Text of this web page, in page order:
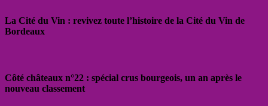
La Cité du Vin : revivez toute l’histoire de la Cité du Vin de
Bordeaux
Côté châteaux n°22 : spécial crus bourgeois, un an après le
nouveau classement